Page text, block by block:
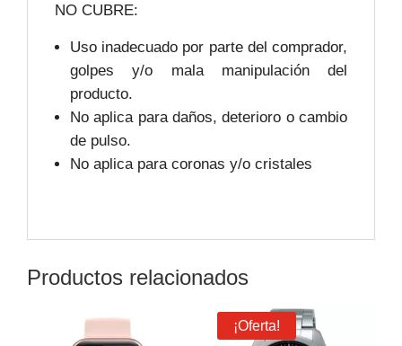
NO CUBRE:
Uso inadecuado por parte del comprador,
golpes y/o mala manipulación del
producto.
No aplica para daños, deterioro o cambio
de pulso.
No aplica para coronas y/o cristales
Productos relacionados
¡Oferta!